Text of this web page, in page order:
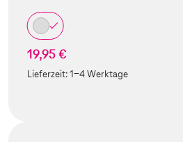
19,95 €
Lieferzeit:1-4 Werktage